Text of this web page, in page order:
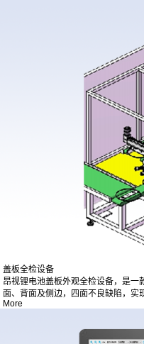
盖板全检设备
昂视锂电池盖板外观全检设备，是
面、背面及侧边，四面不良缺陷，实
More